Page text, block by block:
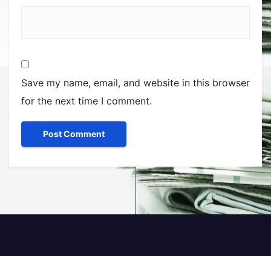
Save my name, email, and website in this browser
for the next time I comment.